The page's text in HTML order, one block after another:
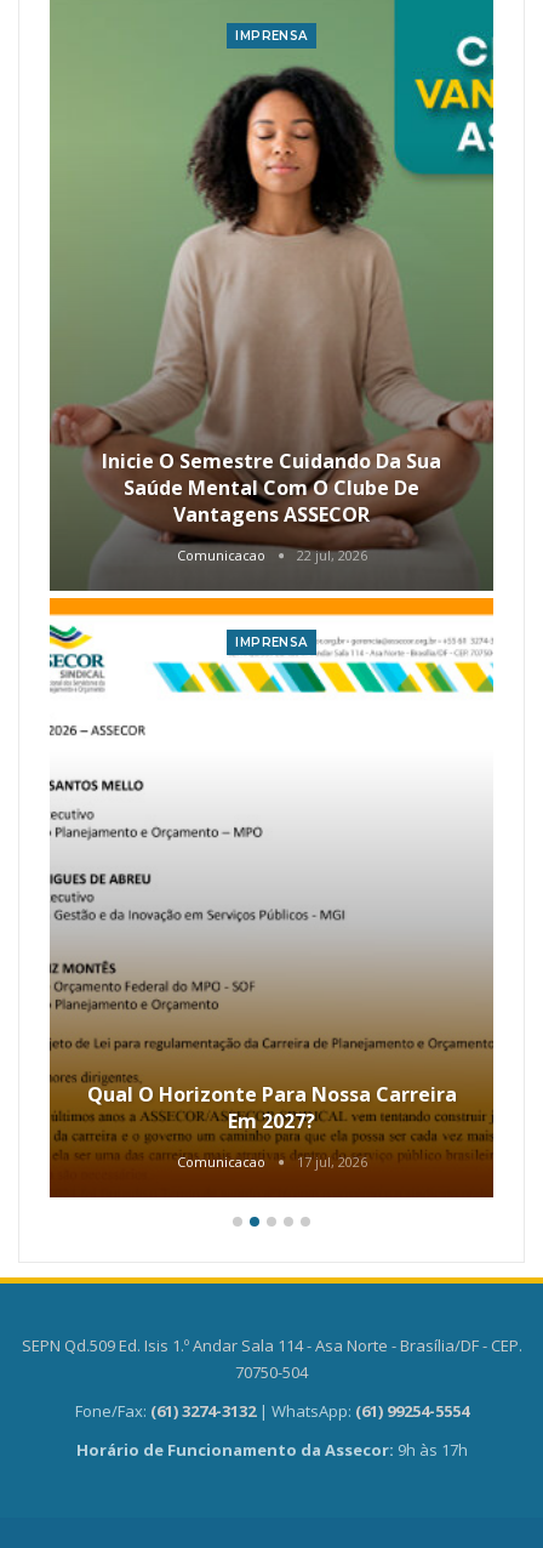
IMPRENSA
Inicie O Semestre Cuidando Da Sua
Saúde Mental Com O Clube De
Vantagens ASSECOR
Comunicacao 22 jul, 2026
IMPRENSA
Qual O Horizonte Para Nossa Carreira
Em 2027?
Comunicacao 17 jul, 2026
SEPN Qd.509 Ed. Isis 1.º Andar Sala 114 - Asa Norte - Brasília/DF - CEP.
70750-504
Fone/Fax: (61) 3274-3132 | WhatsApp: (61) 99254-5554
Horário de Funcionamento da Assecor: 9h às 17h